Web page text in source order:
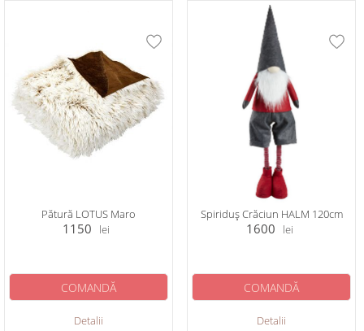
Pătură LOTUS Maro
1150 lei
Detalii
COMANDĂ
Spiriduș Crăciun HALM 120cm
1600 lei
Detalii
COMANDĂ